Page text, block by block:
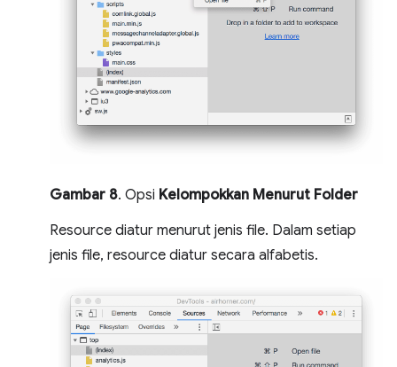
Gambar 8. Opsi Kelompokkan Menurut Folder
Resource diatur menurut jenis file. Dalam setiap
jenis file, resource diatur secara alfabetis.